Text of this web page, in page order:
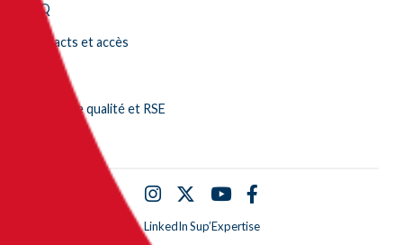
FAQ
Contacts et accès
Démarche qualité et RSE
LinkedIn Sup’Expertise